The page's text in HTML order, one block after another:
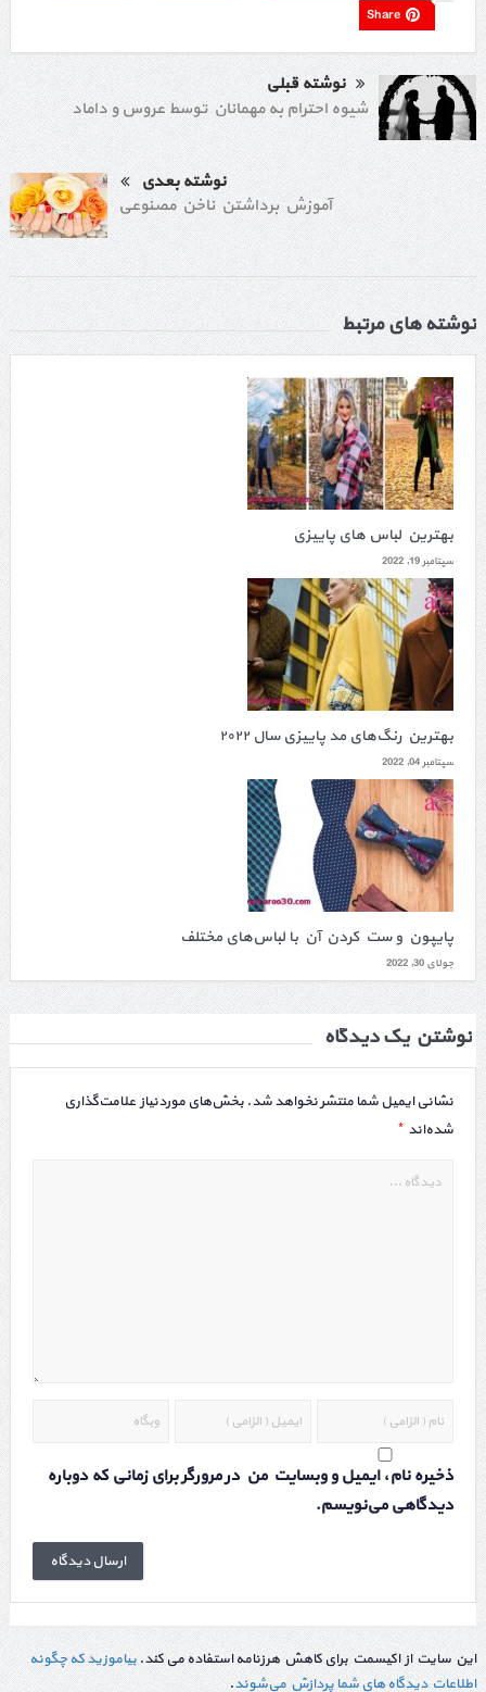
Share
نوشته قبلی
شیوه احترام به مهمانان توسط عروس و داماد
نوشته بعدی
آموزش برداشتن ناخن مصنوعی
نوشته های مرتبط
بهترین لباس های پاییزی
سپتامبر 19, 2022
بهترین رنگ‌های مد پاییزی سال ۲۰۲۲
سپتامبر 04, 2022
پایپون و ست کردن آن با لباس‌های مختلف
جولای 30, 2022
نوشتن یک دیدگاه
نشانی ایمیل شما منتشر نخواهد شد. بخش‌های موردنیاز علامت‌گذاری
شده‌اند *
ذخیره نام، ایمیل و وبسایت من در مرورگر برای زمانی که دوباره
دیدگاهی می‌نویسم.
این سایت از اکیسمت برای کاهش هرزنامه استفاده می کند. بیاموزید که چگونه
اطلاعات دیدگاه های شما پردازش می‌شوند.